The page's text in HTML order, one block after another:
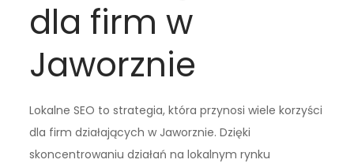
dla firm w
Jaworznie
Lokalne SEO to strategia, która przynosi wiele korzyści
dla firm działających w Jaworznie. Dzięki
skoncentrowaniu działań na lokalnym rynku